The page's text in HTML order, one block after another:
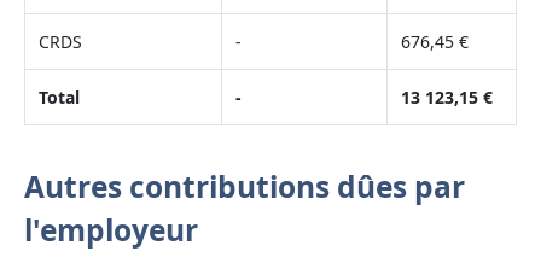
CRDS - 676,45 €
Total - 13 123,15 €
Autres contributions dûes par
l'employeur